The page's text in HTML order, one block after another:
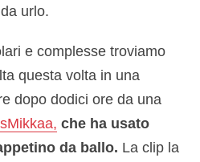
urlo.
e complesse troviamo
questa volta in una
dopo dodici ore da una
che ha usato
da ballo. La clip la